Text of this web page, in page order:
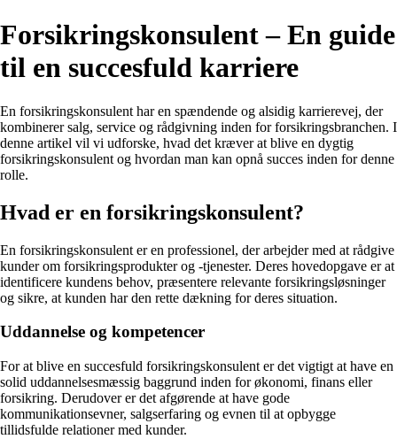
Forsikringskonsulent – En guide
til en succesfuld karriere
En forsikringskonsulent har en spændende og alsidig karrierevej, der
kombinerer salg, service og rådgivning inden for forsikringsbranchen. I
denne artikel vil vi udforske, hvad det kræver at blive en dygtig
forsikringskonsulent og hvordan man kan opnå succes inden for denne
rolle.
Hvad er en forsikringskonsulent?
En forsikringskonsulent er en professionel, der arbejder med at rådgive
kunder om forsikringsprodukter og -tjenester. Deres hovedopgave er at
identificere kundens behov, præsentere relevante forsikringsløsninger
og sikre, at kunden har den rette dækning for deres situation.
Uddannelse og kompetencer
For at blive en succesfuld forsikringskonsulent er det vigtigt at have en
solid uddannelsesmæssig baggrund inden for økonomi, finans eller
forsikring. Derudover er det afgørende at have gode
kommunikationsevner, salgserfaring og evnen til at opbygge
tillidsfulde relationer med kunder.